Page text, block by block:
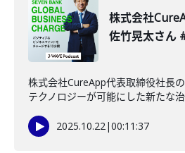
株式会社
佐竹晃太さん
株式会社CureApp代表取締役社長
テクノロジーが可能にした新たな
2025.10.22|00:11:37